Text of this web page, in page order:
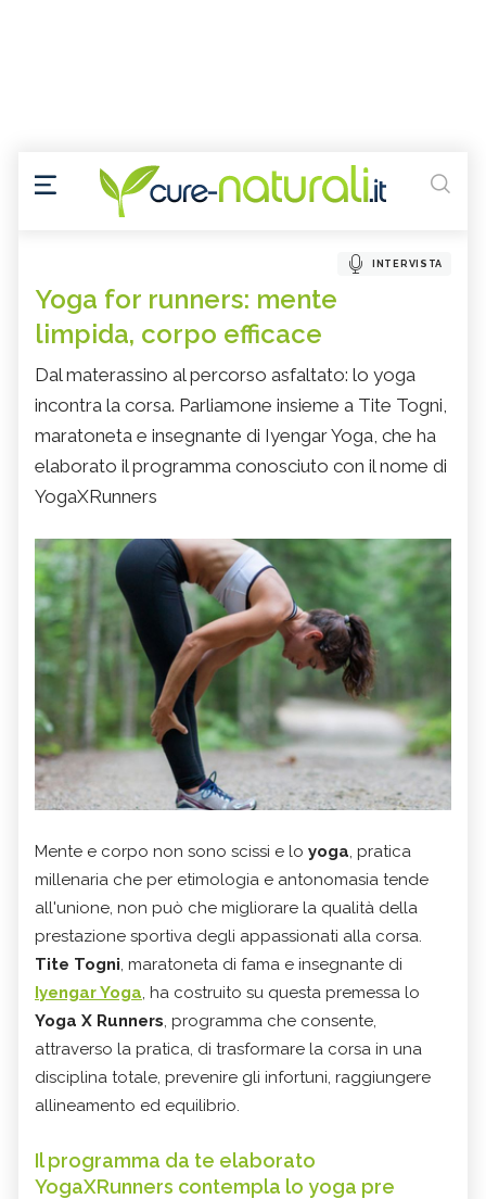
INTERVISTA
Yoga for runners: mente
limpida, corpo efficace
Dal materassino al percorso asfaltato: lo yoga
incontra la corsa. Parliamone insieme a Tite Togni,
maratoneta e insegnante di Iyengar Yoga, che ha
elaborato il programma conosciuto con il nome di
YogaXRunners
Mente e corpo non sono scissi e lo yoga, pratica
millenaria che per etimologia e antonomasia tende
all'unione, non può che migliorare la qualità della
prestazione sportiva degli appassionati alla corsa.
Tite Togni, maratoneta di fama e insegnante di
Iyengar Yoga, ha costruito su questa premessa lo
Yoga X Runners, programma che consente,
attraverso la pratica, di trasformare la corsa in una
disciplina totale, prevenire gli infortuni, raggiungere
allineamento ed equilibrio.
Il programma da te elaborato
YogaXRunners contempla lo yoga pre